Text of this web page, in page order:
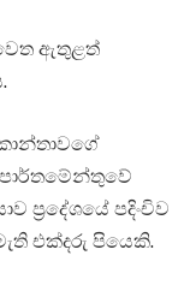
ඇතුළත්
ප්‍රදේශයේ පදිංචිව
එක්දරු පියෙකි.